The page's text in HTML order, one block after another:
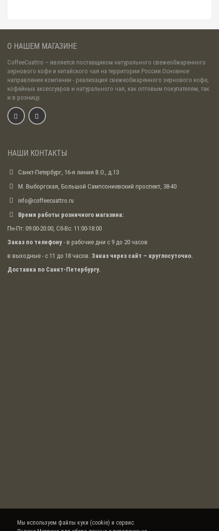
О НАШЕМ МАГАЗИНЕ
CoffeeCuattro – является поставщиком натурального свежеобжаренного
зернового кофе и китайского чая на территории России.Основное
направление компании - реализация свежеобжаренного зернового кофе,
кофейных аксессуаров и натурального чая, как оптовым покупателям, так
и в розницу.
НАШИ КОНТАКТЫ
Санкт-Петербург, 16-я линия В.О., д.13
М. Выборгская, Большой Сампсониевский проспект, 38-40
info@coffeecuattro.ru
Время работы розничного магазина:
Пн-Пт: 09:00-20:00, Сб-Вс: 11:00-18:00
Заказ по телефону - в рабочие дни с 9 до 20 часов
в выходные - с 11 до 18 часов. Заказ через сайт – круглосуточно.
Доставка по Санкт-Петербургу.
Мы используем файлы куки (cookie) и сервис